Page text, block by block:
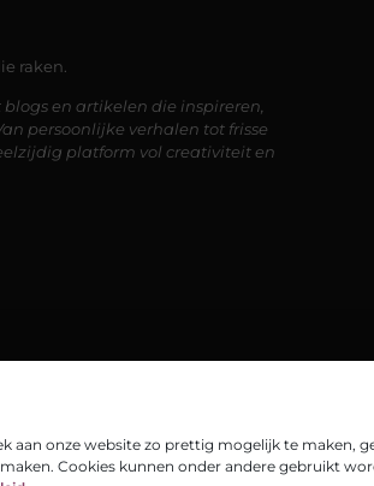
aan onze website zo prettig mogelijk te maken,
Cookies kunnen onder andere gebruikt
raken.
en artikelen die inspireren,
persoonlijke verhalen tot frisse
platform vol creativiteit en